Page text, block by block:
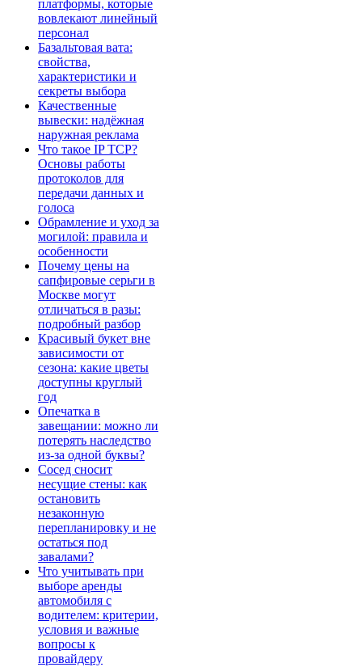
платформы, которые
вовлекают линейный
персонал
Базальтовая вата:
свойства,
характеристики и
секреты выбора
Качественные
вывески: надёжная
наружная реклама
Что такое IP TCP?
Основы работы
протоколов для
передачи данных и
голоса
Обрамление и уход за
могилой: правила и
особенности
Почему цены на
сапфировые серьги в
Москве могут
отличаться в разы:
подробный разбор
Красивый букет вне
зависимости от
сезона: какие цветы
доступны круглый
год
Опечатка в
завещании: можно ли
потерять наследство
из-за одной буквы?
Сосед сносит
несущие стены: как
остановить
незаконную
перепланировку и не
остаться под
завалами?
Что учитывать при
выборе аренды
автомобиля с
водителем: критерии,
условия и важные
вопросы к
провайдеру